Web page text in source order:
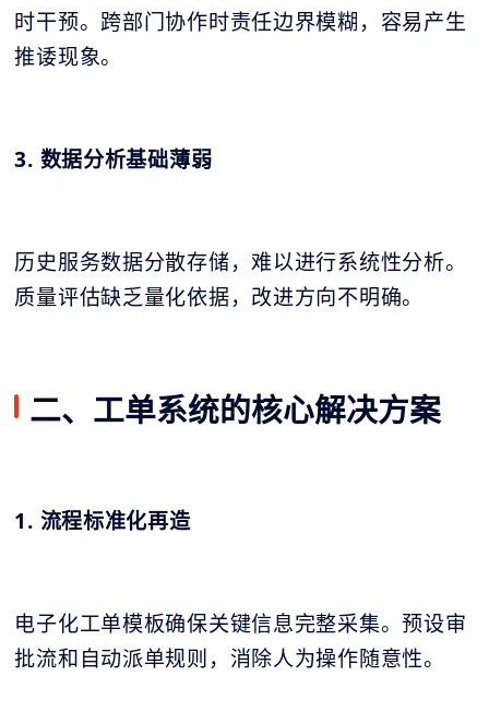
时干预。跨部门协作时责任边界模糊，容易产生
推诿现象。
3. 数据分析基础薄弱
历史服务数据分散存储，难以进行系统性分析。
质量评估缺乏量化依据，改进方向不明确。
二、工单系统的核心解决方案
1. 流程标准化再造
电子化工单模板确保关键信息完整采集。预设审
批流和自动派单规则，消除人为操作随意性。